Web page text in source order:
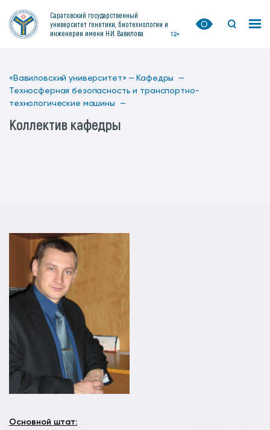
Саратовский государственный
университет генетики, биотехнологии и
инженерии имени Н.И. Вавилова
12+
«Вавиловский университет» — Кафедры —
Техносферная безопасность и транспортно-
технологические машины —
Коллектив кафедры
Основной штат: